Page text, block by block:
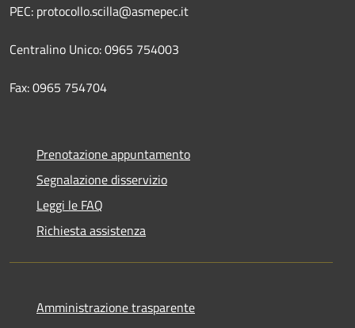
PEC: protocollo.scilla@asmepec.it
Centralino Unico: 0965 754003
Fax: 0965 754704
Prenotazione appuntamento
Segnalazione disservizio
Leggi le FAQ
Richiesta assistenza
Amministrazione trasparente